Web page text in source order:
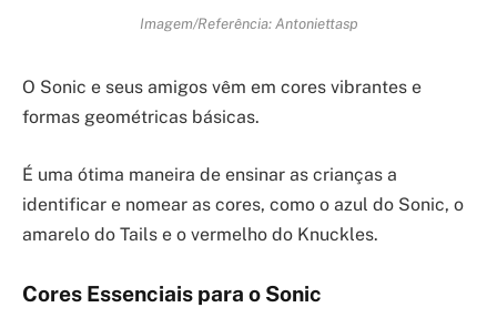
Imagem/Referência: Antoniettasp
O Sonic e seus amigos vêm em cores vibrantes e
formas geométricas básicas.
É uma ótima maneira de ensinar as crianças a
identificar e nomear as cores, como o azul do Sonic, o
amarelo do Tails e o vermelho do Knuckles.
Cores Essenciais para o Sonic